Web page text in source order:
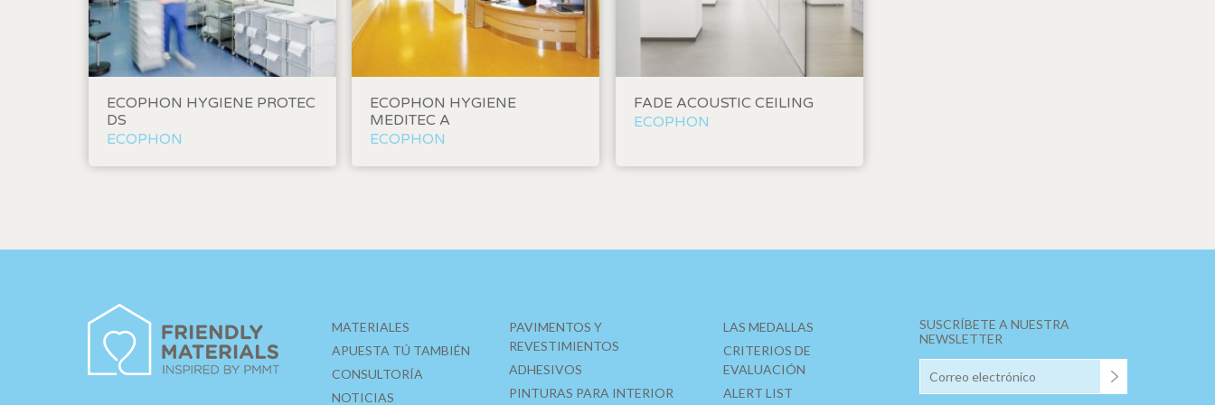
ECOPHON HYGIENE PROTEC
DS
ECOPHON
ECOPHON HYGIENE
MEDITEC A
ECOPHON
FADE ACOUSTIC CEILING
ECOPHON
MATERIALES
APUESTA TÚ TAMBIÉN
CONSULTORÍA
NOTICIAS
PAVIMENTOS Y
REVESTIMIENTOS
ADHESIVOS
PINTURAS PARA INTERIOR
LAS MEDALLAS
CRITERIOS DE
EVALUACIÓN
ALERT LIST
SUSCRÍBETE A NUESTRA
NEWSLETTER
Permiten realizar el seguimiento y análisis del comportamiento de los usuarios de este
sitio web. La información recogida mediante este tipo de cookies se utiliza en la
medición de la actividad de la web para la elaboración de perfiles de navegación de
los usuarios con el fin de introducir mejoras en función del análisis de los datos de uso
del usuario para mejorar la calidad de nuestros servicios y para ofrecer una mejor
experiencia a través de productos recomendados.
usuario.